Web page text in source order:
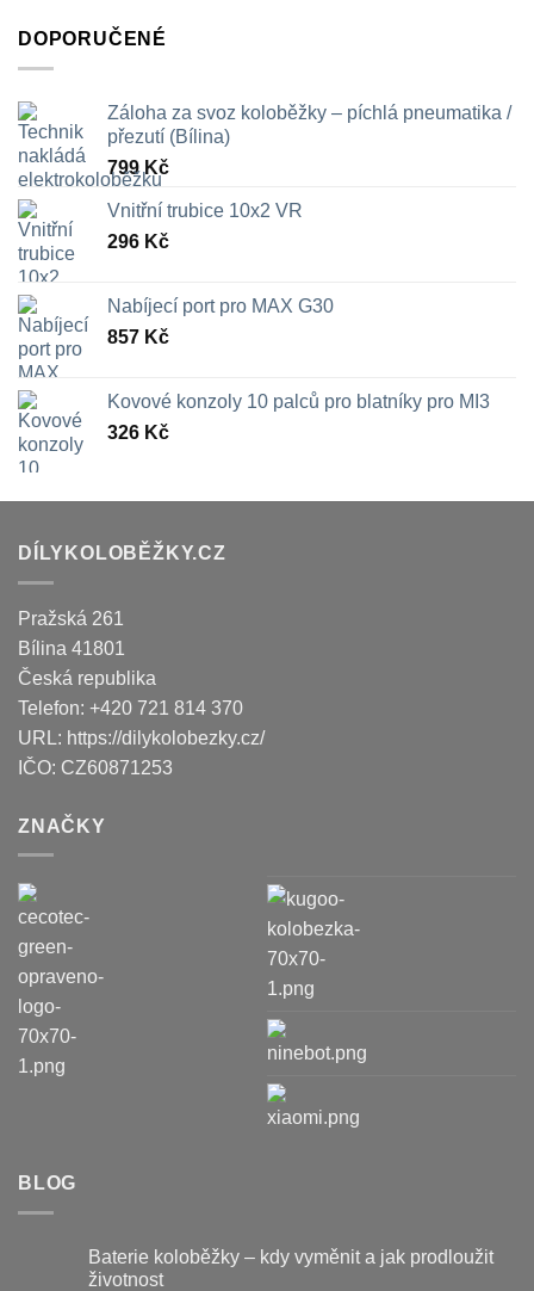
DOPORUČENÉ
Záloha za svoz koloběžky – píchlá pneumatika /
přezutí (Bílina)
799Kč
Vnitřní trubice 10x2 VR
296 Kč
Nabíjecí port pro MAX G30
857 Kč
Kovové konzoly 10 palců pro blatníky pro MI3
326 Kč
DÍLYKOLOBĚŽKY.CZ
Pražská 261
Bílina 41801
Česká republika
Telefon: +420 721 814 370
URL: https://dilykolobezky.cz/
IČO: CZ60871253
ZNAČKY
BLOG
Baterie koloběžky – kdy vyměnit a jak prodloužit
životnost